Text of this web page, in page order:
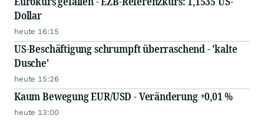
Dollar
heute 16:15
US-Beschäftigung schrumpft überraschend - 'kalte
Dusche'
heute 15:26
Kaum Bewegung EUR/USD - Veränderung +0,01 %
heute 13:00